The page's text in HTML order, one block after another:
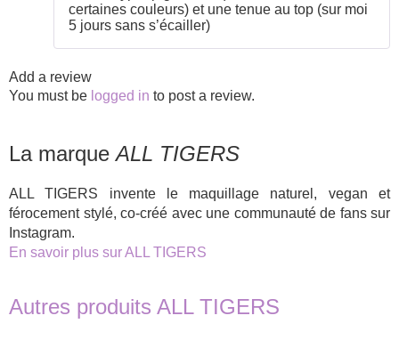
of 5
certaines couleurs) et une tenue au top (sur moi
5 jours sans s’écailler)
Add a review
You must be logged in to post a review.
La marqueALL TIGERS
ALL TIGERS invente le maquillage naturel, vegan et
férocement stylé, co-créé avec une communauté de fans sur
Instagram.
En savoir plus sur ALL TIGERS
Autres produits ALL TIGERS